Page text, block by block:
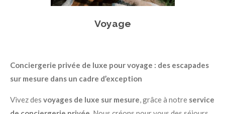
Voyage
Conciergerie privée de luxe pour voyage : des escapades
sur mesure dans un cadre d’exception
Vivez des voyages de luxe sur mesure, grâce à notre service